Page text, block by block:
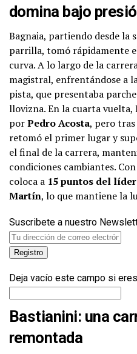
domina bajo
Bagnaia, partiendo desde la
parrilla, tomó rápidamente
curva. A lo largo de la
magistral, enfrentándose a
pista, que presentaba
llovizna. En la cuarta vuelta,
porPedro Acosta, pero
retomó el primer lugar y
el final de la carrera,
condiciones cambiantes.
coloca a 15 puntos del
Martín, lo que mantiene la
Suscribete a nuestro
Deja vacío este campo si
Bastianini: una
remontada